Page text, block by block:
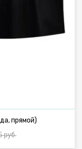
прямой)
руб.